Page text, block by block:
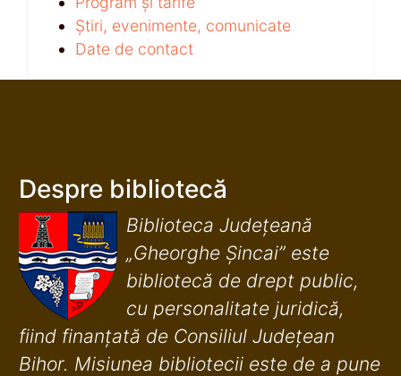
Știri, evenimente, comunicate
Date de contact
Despre bibliotecă
Biblioteca Județeană
„Gheorghe Șincai” este
bibliotecă de drept public,
cu personalitate juridică,
fiind finanţată de Consiliul Judeţean
Bihor. Misiunea bibliotecii este de a pune